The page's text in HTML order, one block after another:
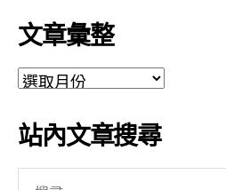
文章彙整
文
彙
整
站內文章搜尋